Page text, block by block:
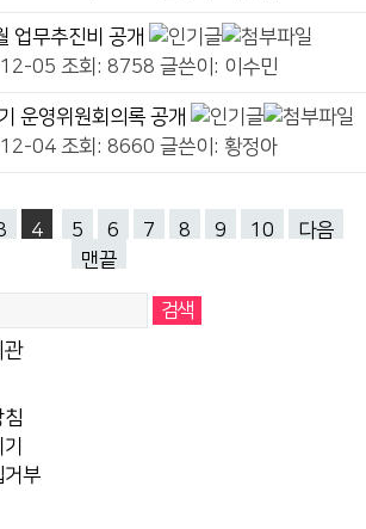
업무추진비 공개
05 조회: 8758 글쓴이: 이수민
운영위원회의록 공개
04 조회: 8660 글쓴이: 황정아
4 5 6 7 8 9 10
다음
맨끝
침
거부